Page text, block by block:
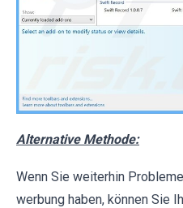
Alternative Methode:
Wenn Sie weiterhin
werbung haben, können Sie